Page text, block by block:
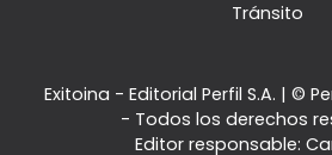
Tránsito
Exitoina - Editorial Perfil S.A. | ©
- Todos los derechos
Editor responsable: